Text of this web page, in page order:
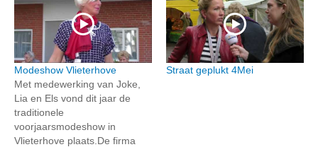
Modeshow Vlieterhove
Met medewerking van Joke,
Lia en Els vond dit jaar de
traditionele
voorjaarsmodeshow in
Vlieterhove plaats.De firma
Straat geplukt 4Mei